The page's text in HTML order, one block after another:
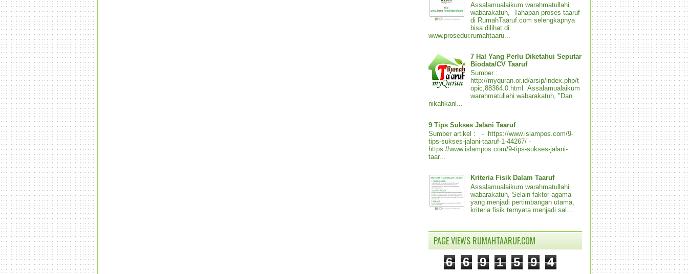
Assalamualaikum warahmatullahi
wabarakatuh, Tahapan proses taaruf
di RumahTaaruf.com selengkapnya
bisa dilihat di:
www.prosedur.rumahtaaru...
7 Hal Yang Perlu Diketahui Seputar
Biodata/CV Taaruf
Sumber :
http://myquran.or.id/arsip/index.php/t
opic,88364.0.html Assalamualaikum
warahmatullahi wabarakatuh, "Dan
nikahkanl...
9 Tips Sukses Jalani Taaruf
Sumber artikel : - https://www.islampos.com/9-
tips-sukses-jalani-taaruf-1-44267/ -
https://www.islampos.com/9-tips-sukses-jalani-
taar...
Kriteria Fisik Dalam Taaruf
Assalamualaikum warahmatullahi
wabarakatuh, Selain faktor agama
yang menjadi pertimbangan utama,
kriteria fisik ternyata menjadi sal...
PAGE VIEWS RUMAHTAARUF.COM
6 6 9 1 5 9 4